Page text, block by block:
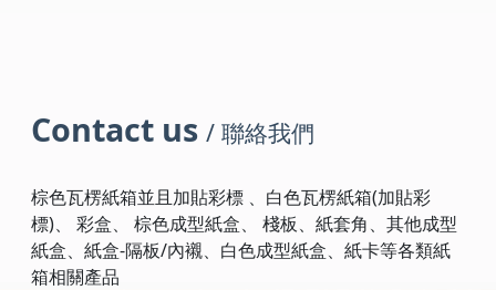
Contact us / 聯絡我們
棕色瓦楞紙箱並且加貼彩標 、白色瓦楞紙箱(加貼彩
標)、 彩盒、 棕色成型紙盒、 棧板、紙套角、其他成型
紙盒、紙盒-隔板/內襯、白色成型紙盒、紙卡等各類紙
箱相關產品